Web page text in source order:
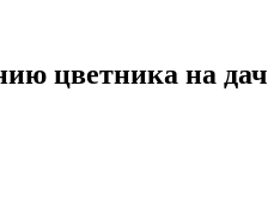
цветника на